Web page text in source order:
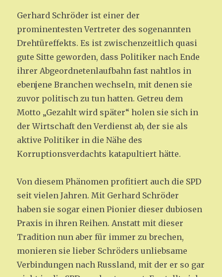
Gerhard Schröder ist einer der
prominentesten Vertreter des sogenannten
Drehtüreffekts. Es ist zwischenzeitlich quasi
gute Sitte geworden, dass Politiker nach Ende
ihrer Abgeordnetenlaufbahn fast nahtlos in
ebenjene Branchen wechseln, mit denen sie
zuvor politisch zu tun hatten. Getreu dem
Motto „Gezahlt wird später“ holen sie sich in
der Wirtschaft den Verdienst ab, der sie als
aktive Politiker in die Nähe des
Korruptionsverdachts katapultiert hätte.
Von diesem Phänomen profitiert auch die SPD
seit vielen Jahren. Mit Gerhard Schröder
haben sie sogar einen Pionier dieser dubiosen
Praxis in ihren Reihen. Anstatt mit dieser
Tradition nun aber für immer zu brechen,
monieren sie lieber Schröders unliebsame
Verbindungen nach Russland, mit der er so gar